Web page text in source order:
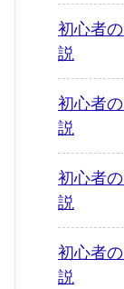
初心者
説
初心者
説
初心者
説
初心者
説